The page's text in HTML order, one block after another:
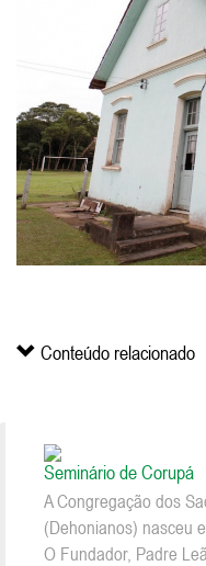
Conteúdo relacionado
Seminário de Corupá
A Congregação dos
(Dehonianos) nasceu
O Fundador, Padre